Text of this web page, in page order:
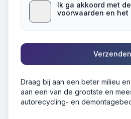
Ik ga akkoord met
voorwaarden en het
Verzenden
Draag bij aan een beter milieu
aan een van de grootste en
autorecycling- en